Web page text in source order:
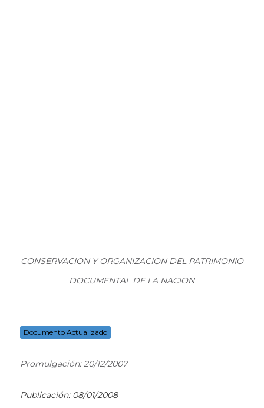
CONSERVACION Y ORGANIZACION DEL PATRIMONIO
DOCUMENTAL DE LA NACION
Documento Actualizado
Promulgación: 20/12/2007
Publicación: 08/01/2008